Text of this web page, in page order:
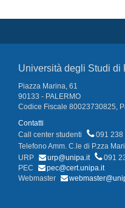
Università degli Studi di
Piazza Marina, 61
90133 - PALERMO
Codice Fiscale 80023730825,
Contatti
Call center studenti
091 238
Telefono Amm. C.le di P.zza
URP
urp@unipa.it
091
PEC
pec@cert.unipa.it
Webmaster